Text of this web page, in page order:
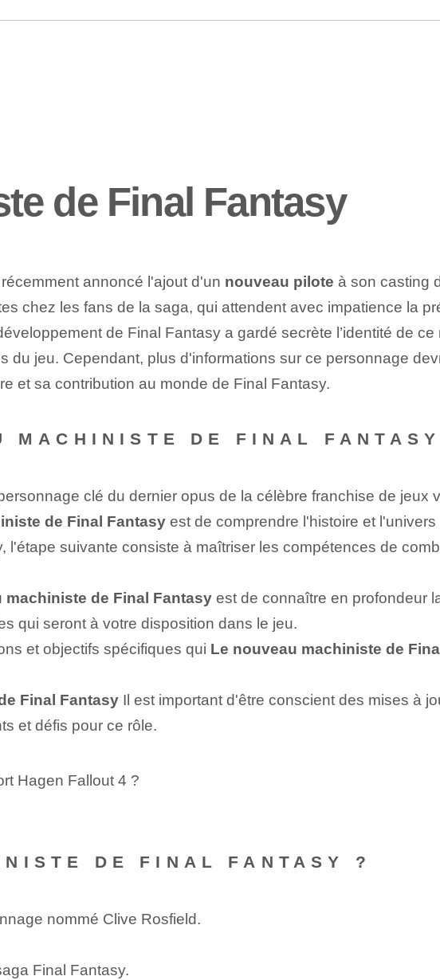
de Final Fantasy
annoncé l'ajout d'un nouveau pilote à son casting
chez les fans de la saga, qui attendent avec impatience la
de Final Fantasy a gardé secrète l’identité de
du jeu. Cependant, plus d'informations sur ce personnage
et sa contribution au monde de Final Fantasy.
DE FINAL FANTASY
clé du dernier opus de la célèbre franchise de jeux
de Final Fantasyest de comprendre l'histoire et l'univers
l'étape suivante consiste à maîtriser les compétences de
machiniste⁢ de Final Fantasyest de connaître en profondeur
qui seront à votre disposition dans le jeu.
et objectifs spécifiques qui Le nouveau machiniste de
Final FantasyIl est important d'être conscient des mises à
et défis pour ce rôle.
Hagen Fallout 4 ?
DE FINAL FANTASY ?
nommé Clive Rosfield.
Final Fantasy.